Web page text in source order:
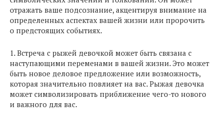
отражать ваше подсознание, акцентируя внимание на
определенных аспектах вашей жизни или пророчить
о предстоящих событиях.
1. Встреча с рыжей девочкой может быть связана с
наступающими переменами в вашей жизни. Это может
быть новое деловое предложение или возможность,
которая значительно повлияет на вас. Рыжая девочка
может символизировать приближение чего-то нового
и важного для вас.